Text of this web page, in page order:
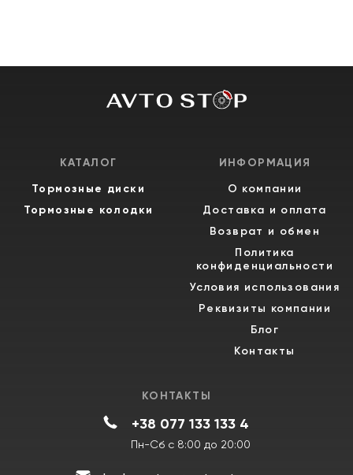
КАТАЛОГ
Тормозные диски
Тормозные колодки
ИНФОРМАЦИЯ
О компании
Доставка и оплата
Возврат и обмен
Политика
конфиденциальности
Условия использования
Реквизиты компании
Блог
Контакты
КОНТАКТЫ
+38 077 133 133 4
Пн-Сб с 8:00 до 20:00